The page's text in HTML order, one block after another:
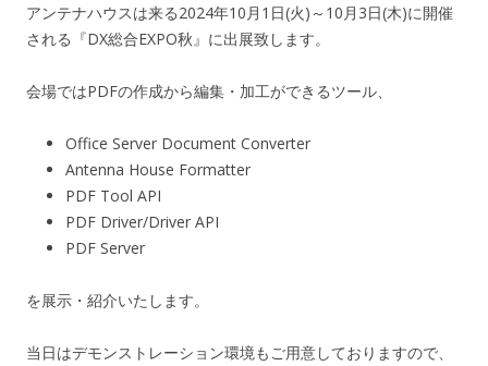
アンテナハウスは来る2024年10月1日(火)～10月3日(木)に開催
される『DX総合EXPO秋』に出展致します。
会場ではPDFの作成から編集・加工ができるツール、
Office Server Document Converter
Antenna House Formatter
PDF Tool API
PDF Driver/Driver API
PDF Server
を展示・紹介いたします。
当日はデモンストレーション環境もご用意しておりますので、